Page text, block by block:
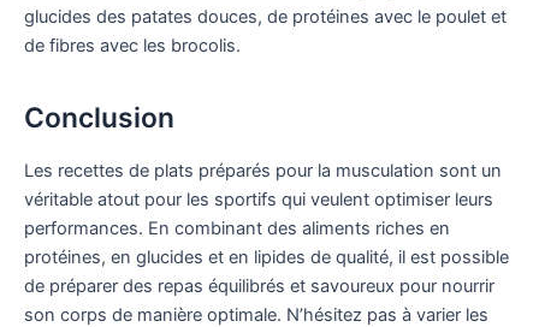
glucides des patates douces, de protéines avec le poulet et
de fibres avec les brocolis.
Conclusion
Les recettes de plats préparés pour la musculation sont un
véritable atout pour les sportifs qui veulent optimiser leurs
performances. En combinant des aliments riches en
protéines, en glucides et en lipides de qualité, il est possible
de préparer des repas équilibrés et savoureux pour nourrir
son corps de manière optimale. N’hésitez pas à varier les